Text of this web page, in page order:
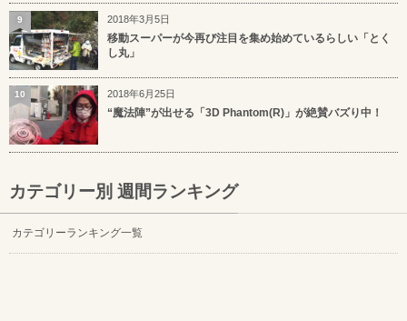
2018年3月5日
移動スーパーが今再び注目を集め始めているらしい「とく
し丸」
9
2018年6月25日
“魔法陣”が出せる「3D Phantom(R)」が絶賛バズり中！
10
カテゴリー別 週間ランキング
カテゴリーランキング一覧